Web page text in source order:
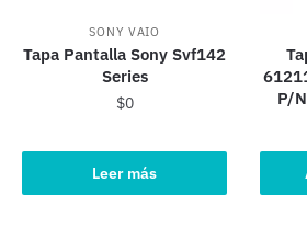
SONY VAIO
Tapa Pantalla Sony Svf142
Series
$0
Leer más
P/